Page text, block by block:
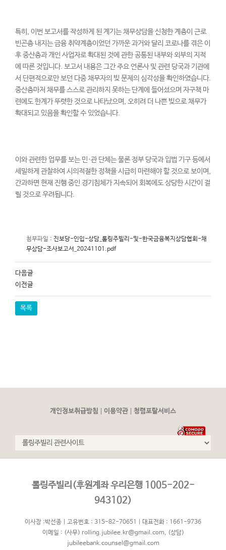
특히, 이번 보고서를 작성하게 된 계기는 채무상담을 신청한 계층이 근로
빈곤층 내지는 금융 취약계층이었던 가까운 과거와 달리 코로나를 겪은 이
후 중산층과 개인 사업자로 확대된 것에 관한 공통된 내부와 외부의 지적
에 따른 것입니다. 보고서 내용은 그간 주요 언론사 및 관련 당국과 기관에
서 단편적으로만 보던 다중 채무자의 빚 문제의 심각성을 확인하였습니다.
중산층마저 채무를 스스로 관리하지 못하는 단계에 들어섰으며 자구책 마
련에도 한계가 뚜렷한 것으로 나타났으며, 오히려 더 나쁜 빚으로 채무가
확대되고 있음을 확인할 수 있었습니다.
이와 관련한 업무를 보는 민·관 단체는 물론 정부 당국과 입법 기구 등에서
세밀하게 관찰하여 시의적절한 정책을 시급히 마련해야 할 것으로 보이며,
간과하면 현재 진행 중인 경기침체가 지속되어 회복에도 상당한 시간이 걸
릴 것으로 우려됩니다.
첨부파일 : 진보당-인입-상담_롤링주빌리-및-한국금융복지상담협회-채
무상담-조사보고서_20241101.pdf
다음글
이전글
목록
개인정보취급방침 이용약관 청렴포탈서비스
롤링주빌리(후원계좌 우리은행 1005-202-
943102)
이사장 :박선종 | 고유번호 : 315-82-70651 | 대표전화 : 1661-9736
이메일 : (사무) rolling.jubilee.kr@gmail.com, (상담)
jubileebank.counsel@gmail.com